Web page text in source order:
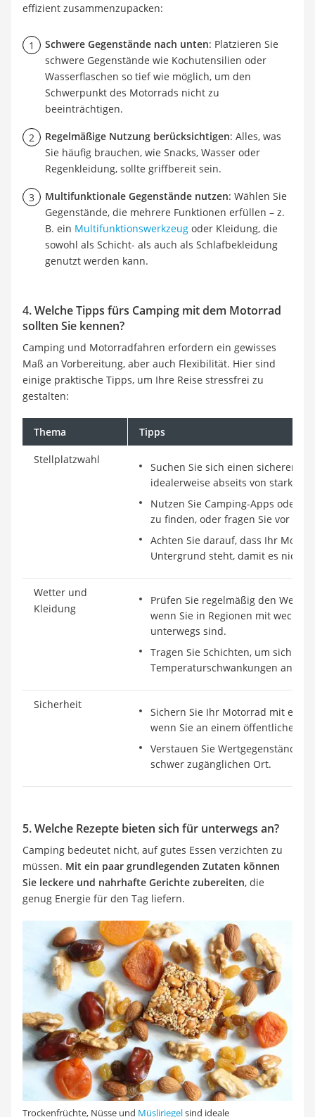
effizient zusammenzupacken:
Schwere Gegenstände nach unten: Platzieren Sie
schwere Gegenstände wie Kochutensilien oder
Wasserflaschen so tief wie möglich, um den
Schwerpunkt des Motorrads nicht zu
beeinträchtigen.
Regelmäßige Nutzung berücksichtigen: Alles, was
Sie häufig brauchen, wie Snacks, Wasser oder
Regenkleidung, sollte griffbereit sein.
Multifunktionale Gegenstände nutzen: Wählen Sie
Gegenstände, die mehrere Funktionen erfüllen – z.
B. ein Multifunktionswerkzeug oder Kleidung, die
sowohl als Schicht- als auch als Schlafbekleidung
genutzt werden kann.
4. Welche Tipps fürs Camping mit dem Motorrad
sollten Sie kennen?
Camping und Motorradfahren erfordern ein gewisses
Maß an Vorbereitung, aber auch Flexibilität. Hier sind
einige praktische Tipps, um Ihre Reise stressfrei zu
gestalten:
Thema Tipps
Stellplatzwahl
Suchen Sie sich einen sicheren
idealerweise abseits von stark
Nutzen Sie Camping-Apps oder
zu finden, oder fragen Sie vor Ort
Achten Sie darauf, dass Ihr
Untergrund steht, damit es nicht
Wetter und
Kleidung
Prüfen Sie regelmäßig den
wenn Sie in Regionen mit
unterwegs sind.
Tragen Sie Schichten, um sich an
Temperaturschwankungen
Sicherheit
Sichern Sie Ihr Motorrad mit
wenn Sie an einem öffentlichen
Verstauen Sie Wertgegenstände
schwer zugänglichen Ort.
5. Welche Rezepte bieten sich für unterwegs an?
Camping bedeutet nicht, auf gutes Essen verzichten zu
müssen. Mit ein paar grundlegenden Zutaten können
Sie leckere und nahrhafte Gerichte zubereiten, die
genug Energie für den Tag liefern.
Trockenfrüchte, Nüsse und Müsliriegelsind ideale